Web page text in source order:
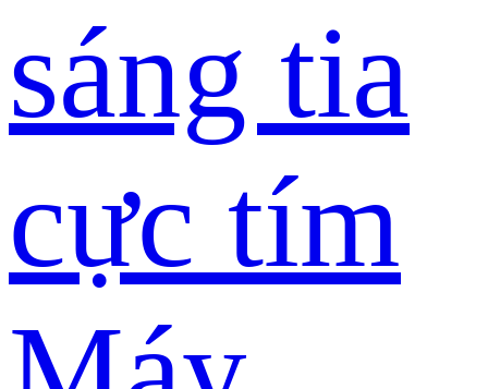
sáng tia
cực tím